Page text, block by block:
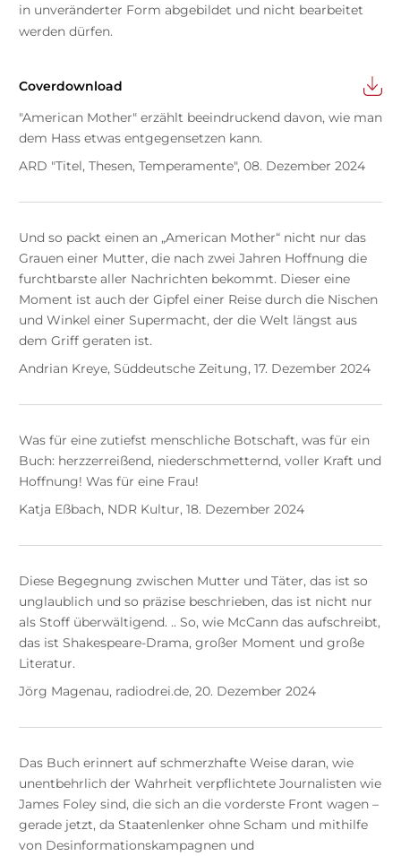
in unveränderter Form abgebildet und nicht bearbeitet
werden dürfen.
Coverdownload
"American Mother" erzählt beeindruckend davon, wie man
dem Hass etwas entgegensetzen kann.
ARD "Titel, Thesen, Temperamente", 08. Dezember 2024
Und so packt einen an „American Mother“ nicht nur das
Grauen einer Mutter, die nach zwei Jahren Hoffnung die
furchtbarste aller Nachrichten bekommt. Dieser eine
Moment ist auch der Gipfel einer Reise durch die Nischen
und Winkel einer Supermacht, der die Welt längst aus
dem Griff geraten ist.
Andrian Kreye, Süddeutsche Zeitung, 17. Dezember 2024
Was für eine zutiefst menschliche Botschaft, was für ein
Buch: herzzerreißend, niederschmetternd, voller Kraft und
Hoffnung! Was für eine Frau!
Katja Eßbach, NDR Kultur, 18. Dezember 2024
Diese Begegnung zwischen Mutter und Täter, das ist so
unglaublich und so präzise beschrieben, das ist nicht nur
als Stoff überwältigend. .. So, wie McCann das aufschreibt,
das ist Shakespeare-Drama, großer Moment und große
Literatur.
Jörg Magenau, radiodrei.de, 20. Dezember 2024
Das Buch erinnert auf schmerzhafte Weise daran, wie
unentbehrlich der Wahrheit verpflichtete Journalisten wie
James Foley sind, die sich an die vorderste Front wagen –
gerade jetzt, da Staatenlenker ohne Scham und mithilfe
von Desinformationskampagnen und